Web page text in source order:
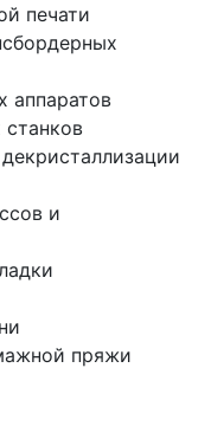
печати
аппаратов
и
пряжи